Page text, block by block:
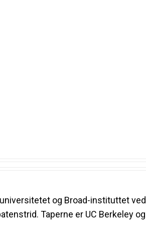
og Broad-instituttet ved
Taperne er UC Berkeley og